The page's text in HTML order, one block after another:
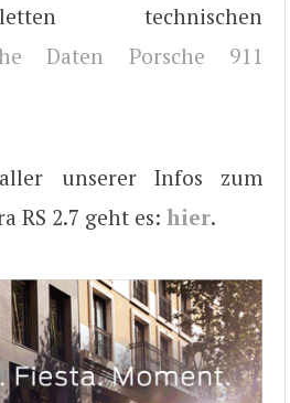
technischen
Daten Porsche 911
unserer Infos zum
RS 2.7 geht es: hier.